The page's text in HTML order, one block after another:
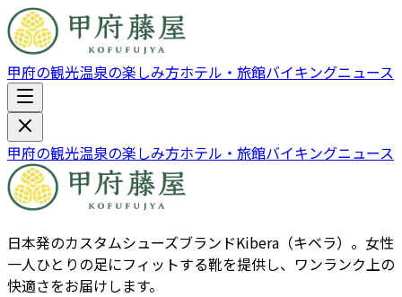
甲府の観光温泉の楽しみ方ホテル・旅館バイキングニュース
甲府の観光温泉の楽しみ方ホテル・旅館バイキングニュース
日本発のカスタムシューズブランドKibera（キベラ）。女性
一人ひとりの足にフィットする靴を提供し、ワンランク上の
快適さをお届けします。